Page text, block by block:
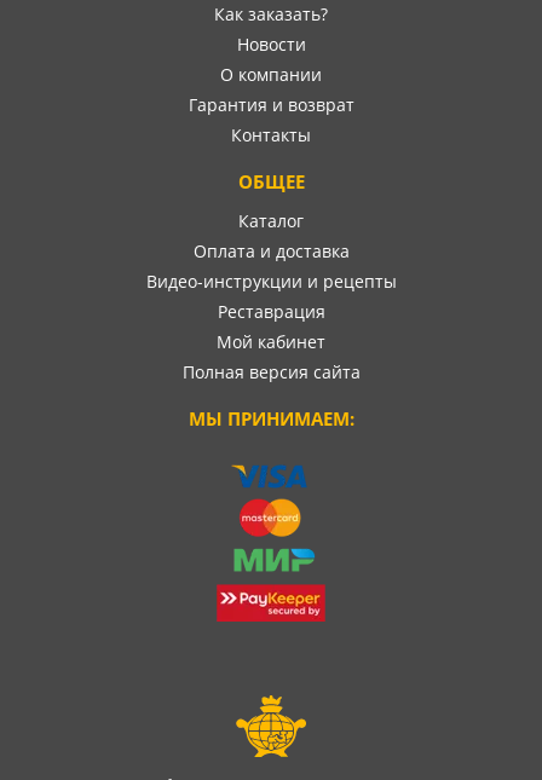
Как заказать?
Новости
О компании
Гарантия и возврат
Контакты
ОБЩЕЕ
Каталог
Оплата и доставка
Видео-инструкции и рецепты
Реставрация
Мой кабинет
Полная версия сайта
МЫ ПРИНИМАЕМ: